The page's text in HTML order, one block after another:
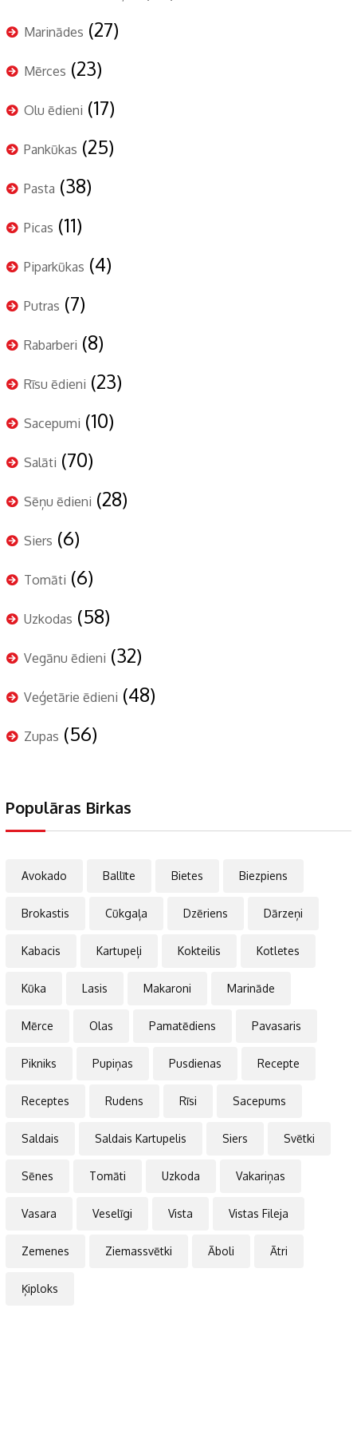
Marinādes (27)
Mērces (23)
Olu ēdieni (17)
Pankūkas (25)
Pasta (38)
Picas (11)
Piparkūkas (4)
Putras (7)
Rabarberi (8)
Rīsu ēdieni (23)
Sacepumi (10)
Salāti (70)
Sēņu ēdieni (28)
Siers (6)
Tomāti (6)
Uzkodas (58)
Vegānu ēdieni (32)
Veģetārie ēdieni (48)
Zupas (56)
Populāras Birkas
Avokado Ballīte Bietes Biezpiens
Brokastis Cūkgaļa Dzēriens Dārzeņi
Kabacis Kartupeļi Kokteilis Kotletes
Kūka Lasis Makaroni Marināde
Mērce Olas Pamatēdiens Pavasaris
Pikniks Pupiņas Pusdienas Recepte
Receptes Rudens Rīsi Sacepums
Saldais Saldais Kartupelis Siers Svētki
Sēnes Tomāti Uzkoda Vakariņas
Vasara Veselīgi Vista Vistas Fileja
Zemenes Ziemassvētki Āboli Ātri
Ķiploks